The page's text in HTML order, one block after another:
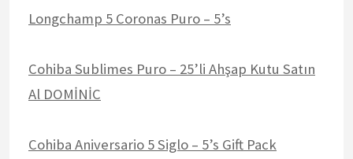
Longchamp 5 Coronas Puro – 5’s
Cohiba Sublimes Puro – 25’li Ahşap Kutu Satın
Al DOMİNİC
Cohiba Aniversario 5 Siglo – 5’s Gift Pack